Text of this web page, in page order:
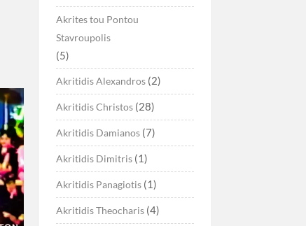
Akrites tou Pontou
Stavroupolis
(5)
Akritidis Alexandros(2)
Akritidis Christos(28)
Akritidis Damianos(7)
Akritidis Dimitris(1)
Akritidis Panagiotis(1)
Akritidis Theocharis(4)